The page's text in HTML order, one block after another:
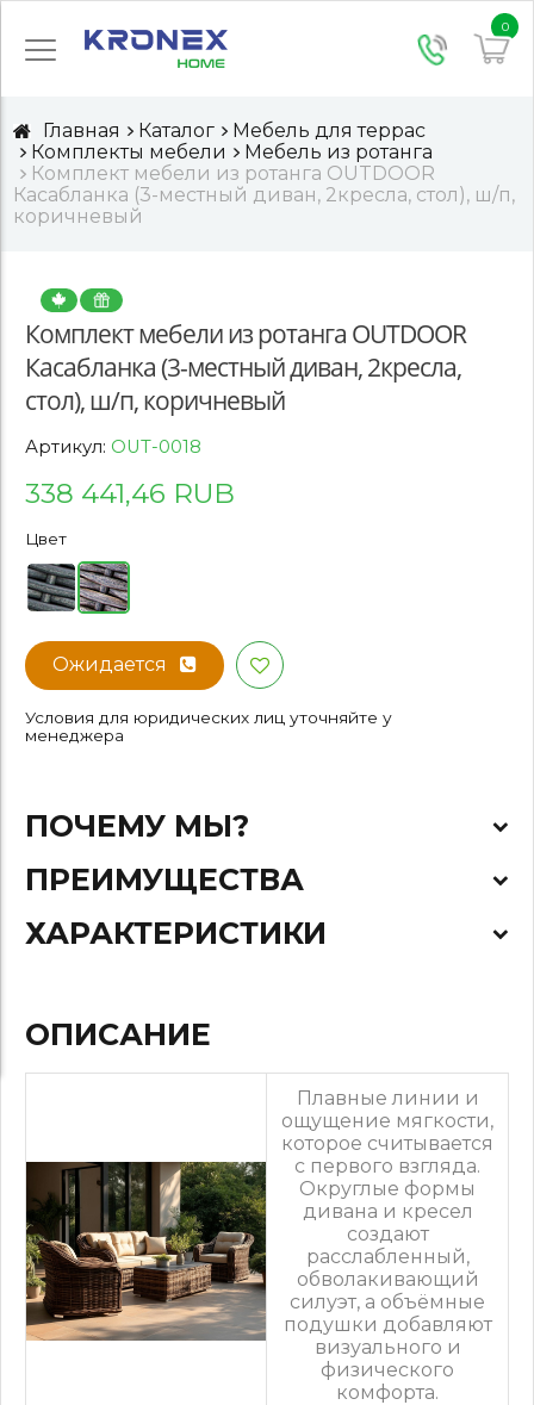
0
Главная Каталог
Мебель для террас
Комплекты мебели
Мебель из ротанга
Комплект мебели из ротанга OUTDOOR
Касабланка (3-местный диван, 2кресла, стол), ш/п,
коричневый
Комплект мебели из ротанга OUTDOOR
Касабланка (3-местный диван, 2кресла,
стол), ш/п, коричневый
Артикул: OUT-0018
338 441,46 RUB
Цвет
Ожидается
Условия для юридических лиц уточняйте у
менеджера
ПОЧЕМУ МЫ?
ПРЕИМУЩЕСТВА
ХАРАКТЕРИСТИКИ
ОПИСАНИЕ
Плавные линии и
ощущение мягкости,
которое считывается
с первого взгляда.
Округлые формы
дивана и кресел
создают
расслабленный,
обволакивающий
силуэт, а объёмные
подушки добавляют
визуального и
физического
комфорта.